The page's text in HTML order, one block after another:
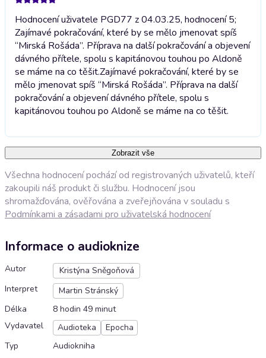
Hodnocení uživatele PGD77 z 04.03.25, hodnocení 5;
Zajímavé pokračování, které by se mělo jmenovat spíš
“Mirská Rošáda”. Příprava na další pokračování a objevení
dávného přítele, spolu s kapitánovou touhou po Aldoně
se máme na co těšit.Zajímavé pokračování, které by se
mělo jmenovat spíš “Mirská Rošáda”. Příprava na další
pokračování a objevení dávného přítele, spolu s
kapitánovou touhou po Aldoně se máme na co těšit.
Zobrazit vše
Všechna hodnocení pochází od registrovaných uživatelů, kteří
zakoupili náš produkt či službu. Hodnocení jsou
shromažďována, ověřována a zveřejňována v souladu s
Podmínkami a zásadami pro uživatelská hodnocení
Informace o audioknize
Autor
Kristýna Sněgoňová
Interpret
Martin Stránský
Délka
8 hodin 49 minut
Vydavatel
Audioteka
Epocha
Typ
Audiokniha